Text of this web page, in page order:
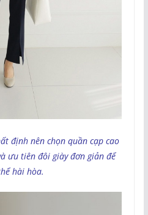
định nên chọn quần cạp cao
ưu tiên đôi giày đơn giản để
hài hòa.